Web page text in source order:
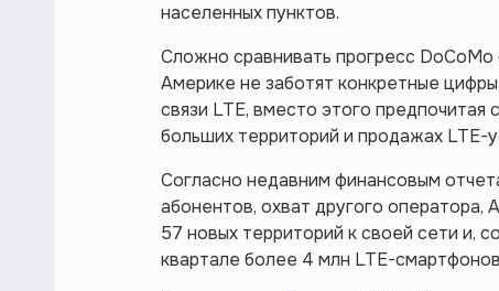
населенных пунктов.
Сложно сравнивать прогресс
Америке не заботят конкретные
связи LTE, вместо этого
больших территорий и продажах LTE-
Согласно недавним финансовым
абонентов, охват другого оператора,
57 новых территорий к своей сети и,
квартале более 4 млн LTE-